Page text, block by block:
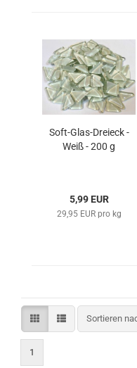
Soft-Glas-Dreieck -
Weiß - 200 g
5,99 EUR
29,95 EUR pro kg
Sortieren
Sortieren
1